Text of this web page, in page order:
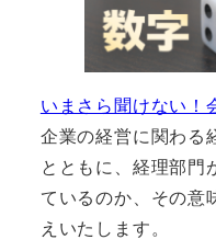
いまさら聞けない！
企業の経営に関わる
とともに、経理部門
ているのか、その意
えいたします。